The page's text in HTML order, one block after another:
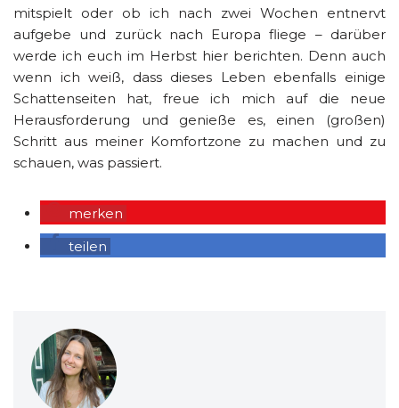
mitspielt oder ob ich nach zwei Wochen entnervt
aufgebe und zurück nach Europa fliege – darüber
werde ich euch im Herbst hier berichten. Denn auch
wenn ich weiß, dass dieses Leben ebenfalls einige
Schattenseiten hat, freue ich mich auf die neue
Herausforderung und genieße es, einen (großen)
Schritt aus meiner Komfortzone zu machen und zu
schauen, was passiert.
merken
teilen